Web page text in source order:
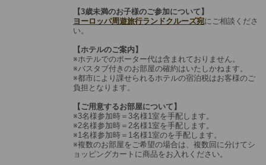
【3歳未満のお子様のご参加について】
ヨーロッパ周遊旅行ランドクルーズ宛にご相談くださ
い。
【ホテルのご案内】
※ホテルでのポーター代は含まれておりません。
※バスタブ付きのお部屋の確約はいたしかねます。
※都市により課せられるホテルの宿泊税はお客様のご
負担となります。
【ご用意するお部屋について】
※3名様参加時＝3名様1室を手配します。
※2名様参加時＝2名様1室を手配します。
※1名様参加時＝1名様1室のを手配します。
※複数のお部屋をご希望の場合は、複数回に分けてシ
ョッピングカートに商品をお入れください。